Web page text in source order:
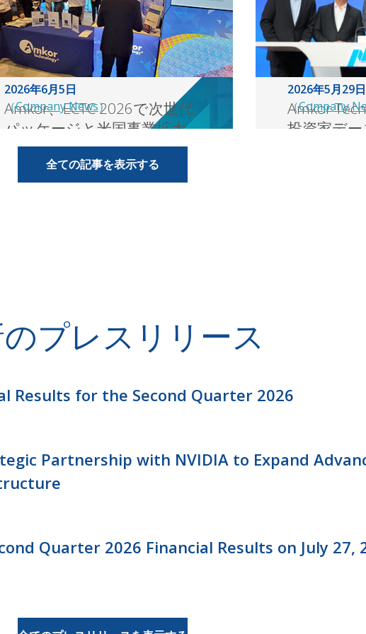
Amkor、ECTC 2026で次世代
パッケージと米国事業拡大
計画を発表
2026年6月5日
（Company News）
Amkor
投資家デ
2026年5月29日
（Company
全ての記事を表示する
プレスリリース
Results for the Second Quarter 2026
Partnership with NVIDIA to Expand
Quarter 2026 Financial Results on July 27,